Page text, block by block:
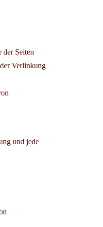
der Seiten
Verlinkung
und jede